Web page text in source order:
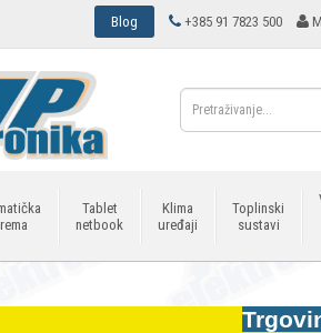
Blog +385 91 7823 500
Tablet
netbook
Klima
uređaji
Toplinski
sustavi